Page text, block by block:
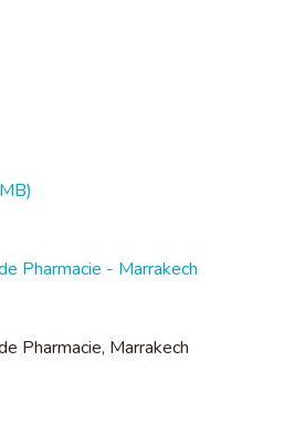
Pharmacie - Marrakech
Pharmacie, Marrakech